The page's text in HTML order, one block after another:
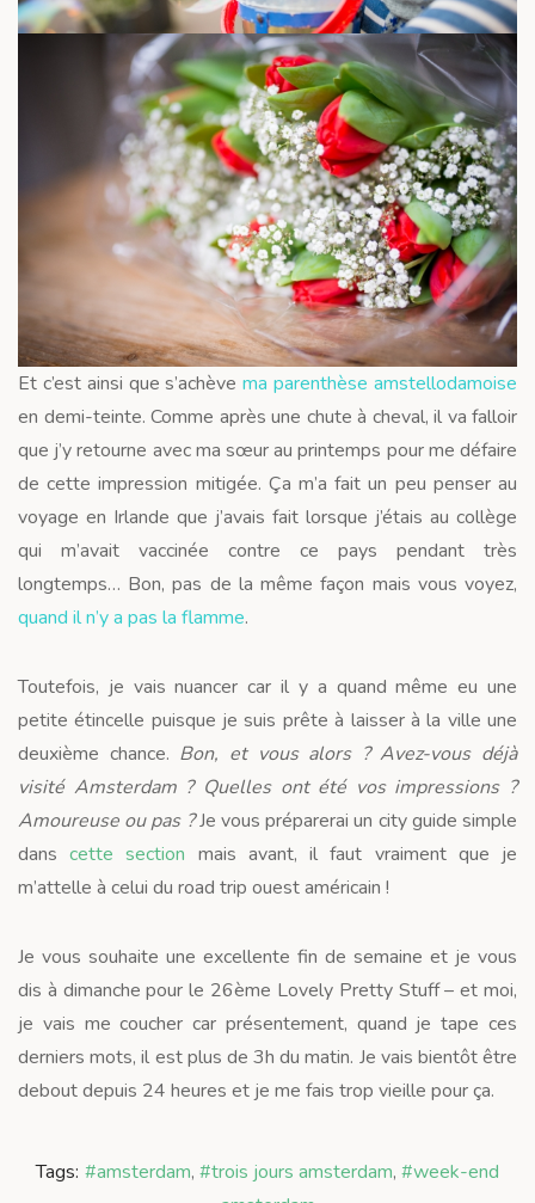
Et c’est ainsi que s’achèvema parenthèse amstellodamoise
en demi-teinte. Comme après une chute à cheval, il va falloir
que j’y retourne avec ma sœur au printemps pour me défaire
de cette impression mitigée. Ça m’a fait un peu penser au
voyage en Irlande que j’avais fait lorsque j’étais au collège
qui m’avait vaccinée contre ce pays pendant très
longtemps… Bon, pas de la même façon mais vous voyez,
quand il n’y a pas la flamme.
Toutefois, je vais nuancer car il y a quand même eu une
petite étincelle puisque je suis prête à laisser à la ville une
deuxième chance. Bon, et vous alors ? Avez-vous déjà
visité Amsterdam ? Quelles ont été vos impressions ?
Amoureuse ou pas ?Je vous préparerai un city guide simple
danscette section mais avant, il faut vraiment que je
m’attelle à celui du road trip ouest américain !
Je vous souhaite une excellente fin de semaine et je vous
dis à dimanche pour le 26ème Lovely Pretty Stuff – et moi,
je vais me coucher car présentement, quand je tape ces
derniers mots, il est plus de 3h du matin. Je vais bientôt être
debout depuis 24 heures et je me fais trop vieille pour ça.
Tags: #amsterdam, #trois jours amsterdam, #week-end